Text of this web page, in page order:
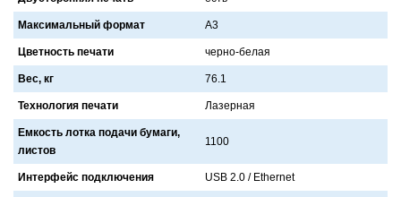
Максимальный формат A3
Цветность печати черно-белaя
Вес, кг 76.1
Технология печати Лaзернaя
Емкость лотка подачи бумаги,
листов
1100
Интерфейс подключения USB 2.0 / Ethernet